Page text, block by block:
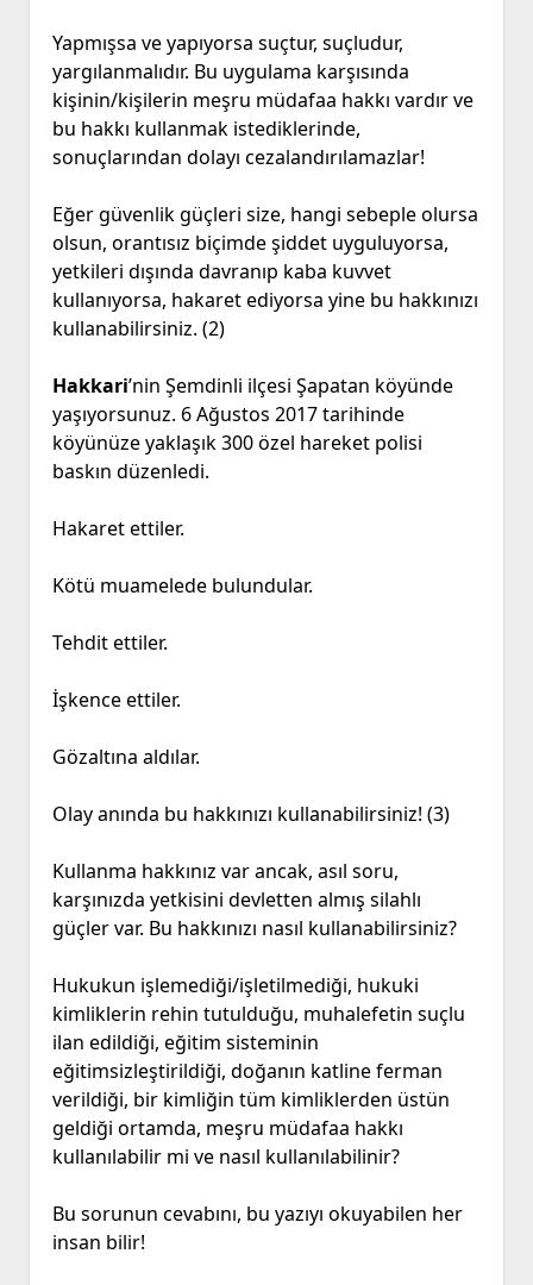
Yapmışsa ve yapıyorsa suçtur, suçludur,
yargılanmalıdır. Bu uygulama karşısında
kişinin/kişilerin meşru müdafaa hakkı vardır ve
bu hakkı kullanmak istediklerinde,
sonuçlarından dolayı cezalandırılamazlar!
Eğer güvenlik güçleri size, hangi sebeple olursa
olsun, orantısız biçimde şiddet uyguluyorsa,
yetkileri dışında davranıp kaba kuvvet
kullanıyorsa, hakaret ediyorsa yine bu hakkınızı
kullanabilirsiniz. (2)
Hakkari’nin Şemdinli ilçesi Şapatan köyünde
yaşıyorsunuz. 6 Ağustos 2017 tarihinde
köyünüze yaklaşık 300 özel hareket polisi
baskın düzenledi.
Hakaret ettiler.
Kötü muamelede bulundular.
Tehdit ettiler.
İşkence ettiler.
Gözaltına aldılar.
Olay anında bu hakkınızı kullanabilirsiniz! (3)
Kullanma hakkınız var ancak, asıl soru,
karşınızda yetkisini devletten almış silahlı
güçler var. Bu hakkınızı nasıl kullanabilirsiniz?
Hukukun işlemediği/işletilmediği, hukuki
kimliklerin rehin tutulduğu, muhalefetin suçlu
ilan edildiği, eğitim sisteminin
eğitimsizleştirildiği, doğanın katline ferman
verildiği, bir kimliğin tüm kimliklerden üstün
geldiği ortamda, meşru müdafaa hakkı
kullanılabilir mi ve nasıl kullanılabilinir?
Bu sorunun cevabını, bu yazıyı okuyabilen her
insan bilir!